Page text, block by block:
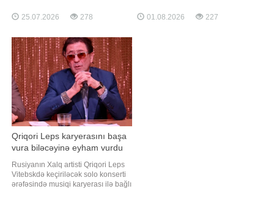
Axşam.az xəbər verir ki, 18 yaşlı
Vivyen Los-Anceles Ali
yalnız Coli ilə əvəzlənməsi üçün
ərizə təqdim edib. Məhkəmə
sənədlərində səbəb "şəxsi"
25.07.2026 278
mediaya istinadən xəbər verir ki,
bunu serialın yaradıcı rəhbəri Qrem
01.08.2026 227
Qriqori Leps karyerasını başa
vura biləcəyinə eyham vurdu
Rusiyanın Xalq artisti Qriqori Leps
Vitebskdə keçiriləcək solo konserti
ərəfəsində musiqi karyerası ilə bağlı